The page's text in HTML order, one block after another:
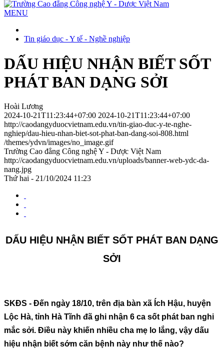
MENU
Tin giáo dục - Y tế - Nghề nghiệp
DẤU HIỆU NHẬN BIẾT SỐT
PHÁT BAN DẠNG SỞI
Hoài Lương
2024-10-21T11:23:44+07:00 2024-10-21T11:23:44+07:00
http://caodangyduocvietnam.edu.vn/tin-giao-duc-y-te-nghe-
nghiep/dau-hieu-nhan-biet-sot-phat-ban-dang-soi-808.html
/themes/ydvn/images/no_image.gif
Trường Cao đẳng Công nghệ Y - Dược Việt Nam
http://caodangyduocvietnam.edu.vn/uploads/banner-web-ydc-da-
nang.jpg
Thứ hai - 21/10/2024 11:23
DẤU HIỆU NHẬN BIẾT SỐT PHÁT BAN DẠNG
SỞI
SKĐS - Đến ngày 18/10, trên địa bàn xã Ích Hậu, huyện
Lộc Hà, tỉnh Hà Tĩnh đã ghi nhận 6 ca sốt phát ban nghi
mắc sởi. Điều này khiến nhiều cha mẹ lo lắng, vậy dấu
hiệu nhận biết sớm căn bệnh này như thế nào?